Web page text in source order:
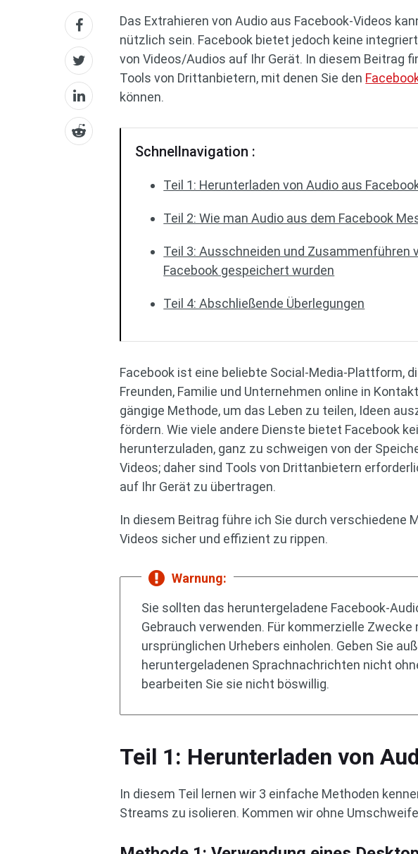
Das Extrahieren von Audio aus Facebook-Videos
nützlich sein. Facebook bietet jedoch keine
von Videos/Audios auf Ihr Gerät. In diesem Beitrag
Tools von Drittanbietern, mit denen Sie den
können.
Schnellnavigation :
Teil 1: Herunterladen von Audio aus
Teil 2: Wie man Audio aus dem Facebook
Teil 3: Ausschneiden und Zusammenführen
Facebook gespeichert wurden
Teil 4: Abschließende Überlegungen
Facebook ist eine beliebte Social-Media-Plattform,
Freunden, Familie und Unternehmen online in
gängige Methode, um das Leben zu teilen, Ideen
fördern. Wie viele andere Dienste bietet Facebook
herunterzuladen, ganz zu schweigen von der
Videos; daher sind Tools von Drittanbietern
auf Ihr Gerät zu übertragen.
In diesem Beitrag führe ich Sie durch verschiedene
Videos sicher und effizient zu rippen.
Warnung:
Sie sollten das heruntergeladene Facebook-
Gebrauch verwenden. Für kommerzielle Zwecke
ursprünglichen Urhebers einholen. Geben Sie
heruntergeladenen Sprachnachrichten nicht
bearbeiten Sie sie nicht böswillig.
Teil 1: Herunterladen von
In diesem Teil lernen wir 3 einfache Methoden
Streams zu isolieren. Kommen wir ohne